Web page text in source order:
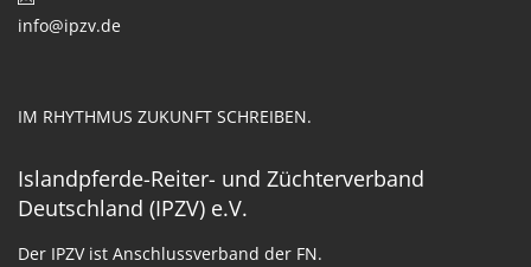
info@ipzv.de
IM RHYTHMUS ZUKUNFT SCHREIBEN.
Islandpferde-Reiter- und Züchterverband
Deutschland (IPZV) e.V.
Der IPZV ist Anschlussverband der FN.